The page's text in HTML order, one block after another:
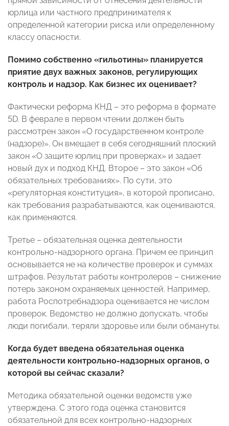
юрлица или частного предпринимателя к
определенной категории риска или определенному
классу опасности.
Помимо собственно «гильотины» планируется
приятие двух важных законов, регулирующих
контроль и надзор. Как бизнес их оценивает?
Фактически реформа КНД – это реформа в формате
5D. В феврале в первом чтении должен быть
рассмотрен закон «О государственном контроле
(надзоре)». Он вмещает в себя сегодняшний плоский
закон «О защите юрлиц при проверках» и задает
новый дух и подход КНД. Второе – это закон «Об
обязательных требованиях». По сути, это
«регуляторная конституция», в которой прописано,
как требования разрабатываются, как оцениваются,
как применяются.
Третье – обязательная оценка деятельности
контрольно-надзорного органа. Причем ее принцип
основывается не на количестве проверок и суммах
штрафов. Результат работы контролеров – снижение
потерь законом охраняемых ценностей. Например,
работа Роспотребнадзора оценивается не числом
проверок. Ведомство не должно допускать, чтобы
люди погибали, теряли здоровье или были обмануты.
Когда будет введена обязательная оценка
деятельности контрольно-надзорных органов, о
которой вы сейчас сказали?
Методика обязательной оценки ведомств уже
утверждена. С этого года оценка становится
обязательной для всех контрольно-надзорных